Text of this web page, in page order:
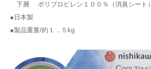
下層 ポリプロピレン１００％（消臭シート）
●日本製
●製品重量/約１．５kg